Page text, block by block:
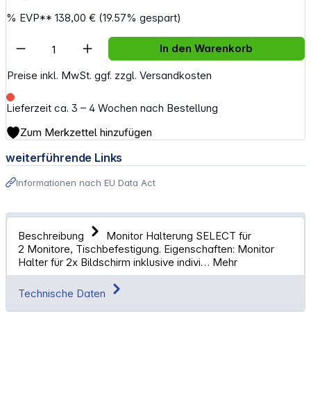
% EVP**138,00 € (19.57% gespart)
Preise inkl. MwSt. ggf. zzgl. Versandkosten
Lieferzeit ca. 3 – 4 Wochen nach Bestellung
Artikel Anzahl: Gib den gewünschten
In den Warenkorb
Zum Merkzettel hinzufügen
weiterführende Links
Informationen nach EU Data Act
Beschreibung
Monitor Halterung SELECT für
2 Monitore, Tischbefestigung. Eigenschaften: Monitor
Halter für 2x Bildschirm inklusive indivi… Mehr
Technische Daten